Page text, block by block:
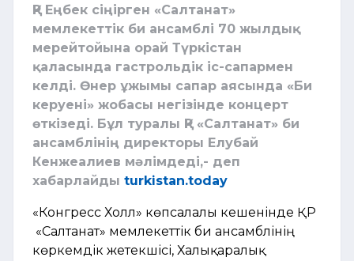
ҚР Еңбек сіңірген «Салтанат»
мемлекеттік би ансамблі 70 жылдық
мерейтойына орай Түркістан
қаласында гастрольдік іс-сапармен
келді. Өнер ұжымы сапар аясында «Би
керуені» жобасы негізінде концерт
өткізеді. Бұл туралы ҚР «Салтанат» би
ансамблінің директоры Елубай
Кенжеалиев мәлімдеді,- деп
хабарлайды turkistan.today
«Конгресс Холл» көпсалалы кешенінде ҚР
«Салтанат» мемлекеттік би ансамблінің
көркемдік жетекшісі, Халықаралық